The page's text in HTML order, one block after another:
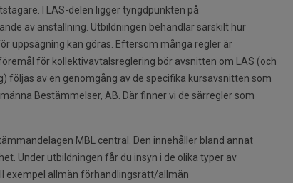
I LAS-delen ligger tyngdpunkten på
av anställning. Utbildningen behandlar särskilt hur
uppsägning kan göras. Eftersom många regler är
för kollektivavtalsreglering bör avsnitten om LAS (och
följas av en genomgång av de specifika kursavsnitten som
Bestämmelser, AB. Där finner vi de särregler som
MBL central. Den innehåller bland annat
Under utbildningen får du insyn i de olika typer av
exempel allmän förhandlingsrätt/allmän